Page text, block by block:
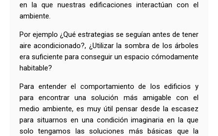
en la que nuestras edificaciones interactúan con el
ambiente.
Por ejemplo ¿Qué estrategias se seguían antes de tener
aire acondicionado?, ¿Utilizar la sombra de los árboles
era suficiente para conseguir un espacio cómodamente
habitable?
Para entender el comportamiento de los edificios y
para encontrar una solución más amigable con el
medio ambiente, es muy útil pensar desde la escasez
para situarnos en una condición imaginaria en la que
solo tengamos las soluciones más básicas que la